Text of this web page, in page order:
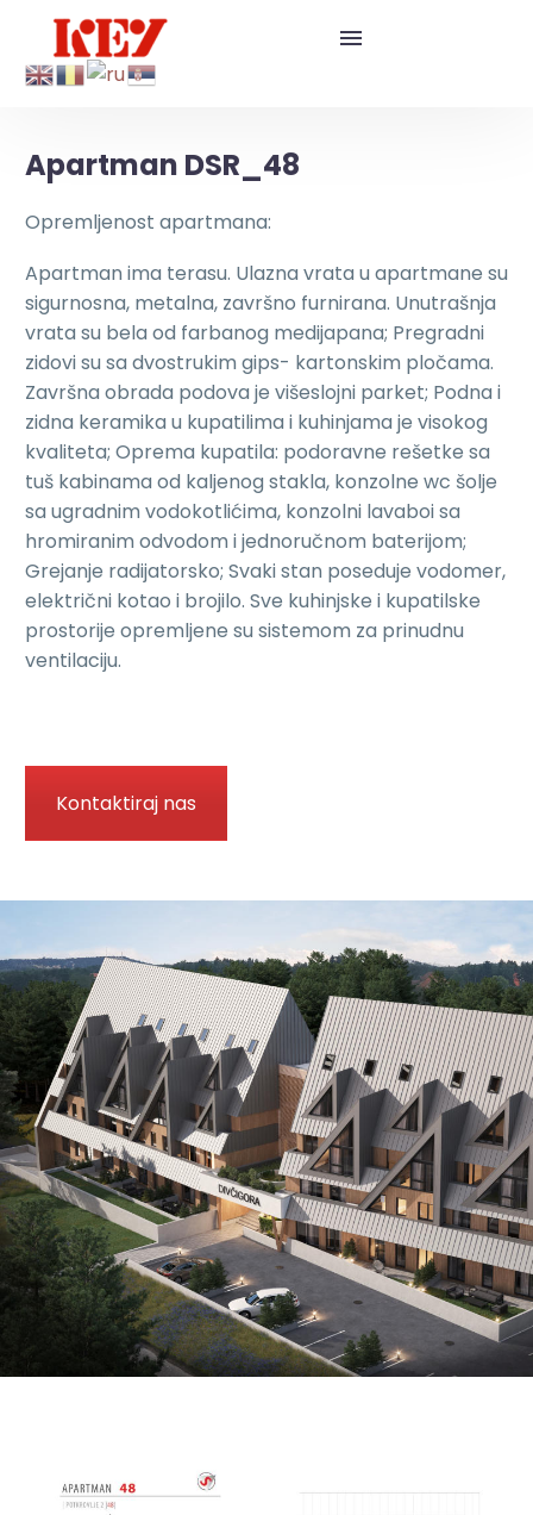
Apartman DSR_48
Opremljenost apartmana:
Apartman ima terasu. Ulazna vrata u apartmane su
sigurnosna, metalna, završno furnirana. Unutrašnja
vrata su bela od farbanog medijapana; Pregradni
zidovi su sa dvostrukim gips- kartonskim pločama.
Završna obrada podova je višeslojni parket; Podna i
zidna keramika u kupatilima i kuhinjama je visokog
kvaliteta; Oprema kupatila: podoravne rešetke sa
tuš kabinama od kaljenog stakla, konzolne wc šolje
sa ugradnim vodokotlićima, konzolni lavaboi sa
hromiranim odvodom i jednoručnom baterijom;
Grejanje radijatorsko; Svaki stan poseduje vodomer,
električni kotao i brojilo. Sve kuhinjske i kupatilske
prostorije opremljene su sistemom za prinudnu
ventilaciju.
Kontaktiraj nas